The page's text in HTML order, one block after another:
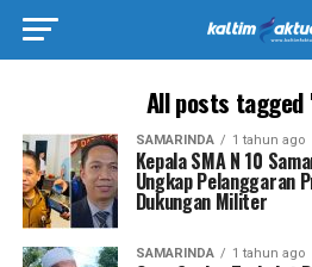
All posts
SAMARINDA 1 tahun ago
Kepala SMA N 10
Ungkap Pelanggaran
Dukungan Militer
SAMARINDA 1 tahun ago